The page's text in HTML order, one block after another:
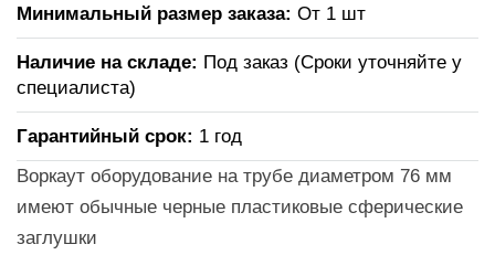
Минимальный размер заказа: От 1 шт
Наличие на складе: Под заказ (Сроки уточняйте у
специалиста)
Гарантийный срок: 1 год
Воркаут оборудование на трубе диаметром 76 мм
имеют обычные черные пластиковые сферические
заглушки